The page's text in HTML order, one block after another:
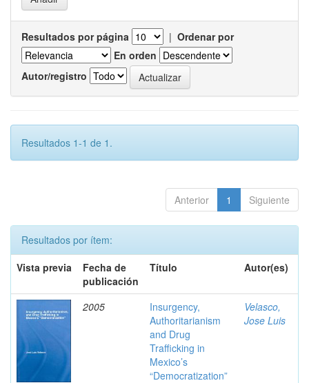
Resultados por página | Ordenar por
En orden
Autor/registro
Resultados 1-1 de 1.
Anterior 1 Siguiente
Resultados por ítem:
Vista previa
Fecha de
publicación
Título Autor(es)
2005
Insurgency,
Authoritarianism
and Drug
Trafficking in
Mexico’s
“Democratization”
Velasco,
Jose Luis